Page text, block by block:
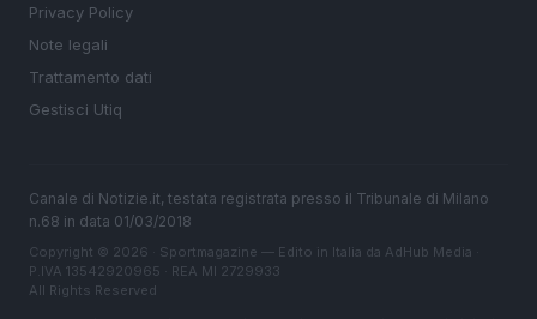
Privacy Policy
Note legali
Trattamento dati
Gestisci Utiq
Canale di Notizie.it, testata registrata presso il Tribunale di Milano
n.68 in data 01/03/2018
Copyright © 2026 · Sportmagazine — Edito in Italia da AdHub Media
P.IVA 13542920965 · REA MI 2729933
All Rights Reserved